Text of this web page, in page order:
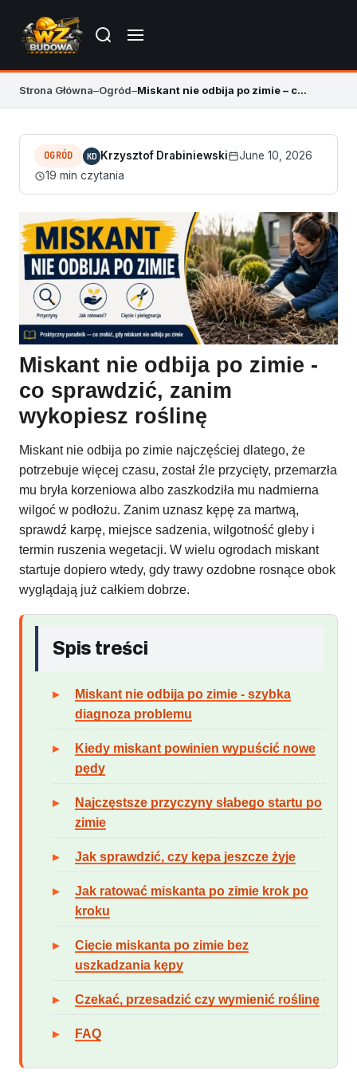
Strona Główna–Ogród– Miskant nie odbija po zimie – co robić krok po kroku
OGRÓD KD Krzysztof Drabiniewski
June 10, 2026
19 min czytania
Miskant nie odbija po zimie -
co sprawdzić, zanim
wykopiesz roślinę
Miskant nie odbija po zimie najczęściej dlatego, że
potrzebuje więcej czasu, został źle przycięty, przemarzła
mu bryła korzeniowa albo zaszkodziła mu nadmierna
wilgoć w podłożu. Zanim uznasz kępę za martwą,
sprawdź karpę, miejsce sadzenia, wilgotność gleby i
termin ruszenia wegetacji. W wielu ogrodach miskant
startuje dopiero wtedy, gdy trawy ozdobne rosnące obok
wyglądają już całkiem dobrze.
Spis treści
Miskant nie odbija po zimie - szybka
diagnoza problemu
Kiedy miskant powinien wypuścić nowe
pędy
Najczęstsze przyczyny słabego startu po
zimie
Jak sprawdzić, czy kępa jeszcze żyje
Jak ratować miskanta po zimie krok po
kroku
Cięcie miskanta po zimie bez
uszkadzania kępy
Czekać, przesadzić czy wymienić roślinę
FAQ